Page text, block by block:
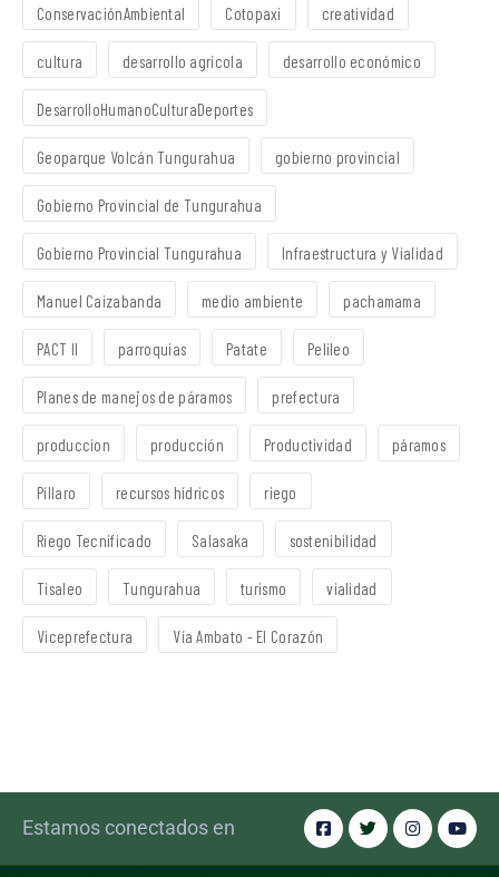
ConservaciónAmbiental Cotopaxi creatividad
cultura desarrollo agrícola desarrollo económico
DesarrolloHumanoCulturaDeportes
Geoparque Volcán Tungurahua gobierno provincial
Gobierno Provincial de Tungurahua
Gobierno Provincial Tungurahua Infraestructura y Vialidad
Manuel Caizabanda medio ambiente pachamama
PACT II parroquias Patate Pelileo
Planes de manejos de páramos prefectura
produccion producción Productividad páramos
Píllaro recursos hídricos riego
Riego Tecnificado Salasaka sostenibilidad
Tisaleo Tungurahua turismo vialidad
Viceprefectura Vía Ambato - El Corazón
Estamos conectados en